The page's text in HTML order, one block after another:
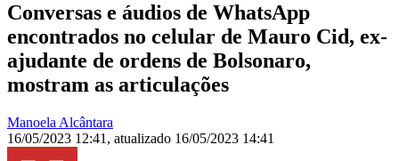
Conversas e áudios de WhatsApp
encontrados no celular de Mauro Cid, ex-
ajudante de ordens de Bolsonaro,
mostram as articulações
Manoela Alcântara
16/05/2023 12:41 , atualizado 16/05/2023 14:41